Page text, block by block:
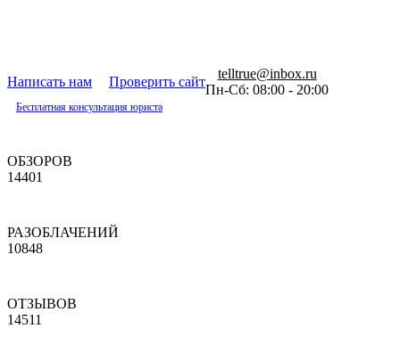
Написать нам Проверить сайт
telltrue@inbox.ru
Пн-Сб: 08:00 - 20:00
Бесплатная консультация юриста
ОБЗОРОВ
14401
РАЗОБЛАЧЕНИЙ
10848
ОТЗЫВОВ
14511